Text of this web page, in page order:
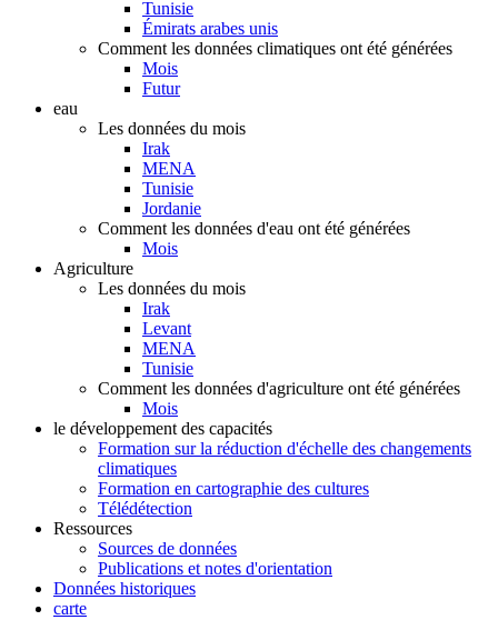
Tunisie
Émirats arabes unis
Comment les données climatiques ont été générées
Mois
Futur
eau
Les données du mois
Irak
MENA
Tunisie
Jordanie
Comment les données d'eau ont été générées
Mois
Agriculture
Les données du mois
Irak
Levant
MENA
Tunisie
Comment les données d'agriculture ont été générées
Mois
le développement des capacités
Formation sur la réduction d'échelle des changements
climatiques
Formation en cartographie des cultures
Télédétection
Ressources
Sources de données
Publications et notes d'orientation
Données historiques
carte